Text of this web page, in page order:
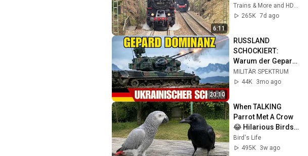
6:11
Tharandt Incline
Trains & More and HD1080ide
265K 7d ago
20:10
RUSSLAND
SCHOCKIERT:
Warum der Gepard
aus den 70ern
Ukraines
MILITÄR SPEKTRUM
44K
3mo ago
When TALKING
Parrot Met A Crow
😂 Hilarious Birds
Video
Bird's Life
495K
3w ago